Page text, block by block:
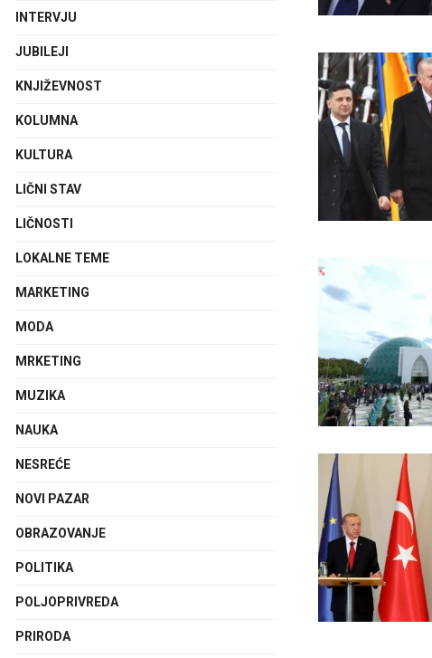
INTERVJU
JUBILEJI
KNJIŽEVNOST
KOLUMNA
KULTURA
LIČNI STAV
LIČNOSTI
LOKALNE TEME
MARKETING
MODA
MRKETING
MUZIKA
NAUKA
NESREĆE
NOVI PAZAR
OBRAZOVANJE
POLITIKA
POLJOPRIVREDA
PRIRODA